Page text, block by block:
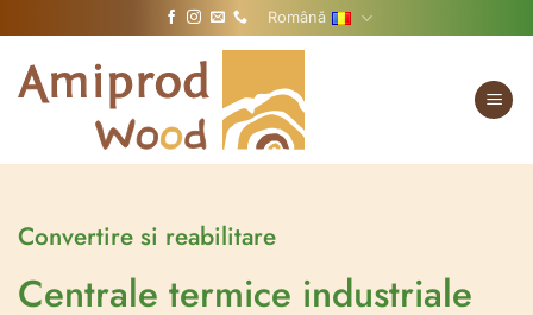
la
conținut
Română
Convertire si reabilitare
Centrale termice industriale